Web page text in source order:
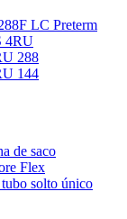
LC Preterm
4RU
288
144
de saco
Flex
solto único